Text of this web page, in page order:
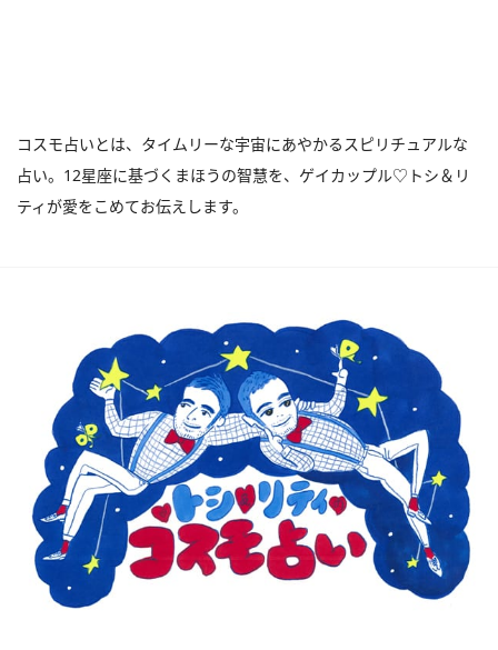
コスモ占いとは、タイムリーな宇宙にあやかるスピリチュアルな
占い。12星座に基づくまほうの智慧を、ゲイカップル♡トシ＆リ
ティが愛をこめてお伝えします。